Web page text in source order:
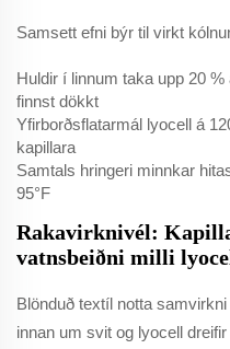
Samsett efni býr til virkt
Huldir í linnum taka upp 20
finnst dökkt
Yfirborðsflatarmál lyocell á
kapillara
Samtals hringeri minnkar
95°F
Rakavirknivél:
vatnsbeiðni milli
Blönduð textíl notta
innan um svit og lyocell